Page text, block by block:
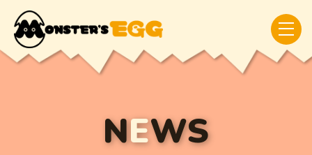
NEWS